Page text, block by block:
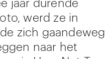
werd ze in
zich gaandeweg
naar het